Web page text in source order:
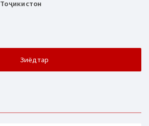
Тоҷикистон
Зиёдтар